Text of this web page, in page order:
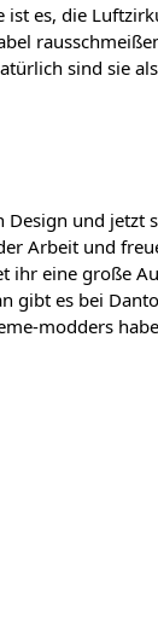
es, die
sind sie
und jetzt
Arbeit und
ihr eine große
es bei
modders